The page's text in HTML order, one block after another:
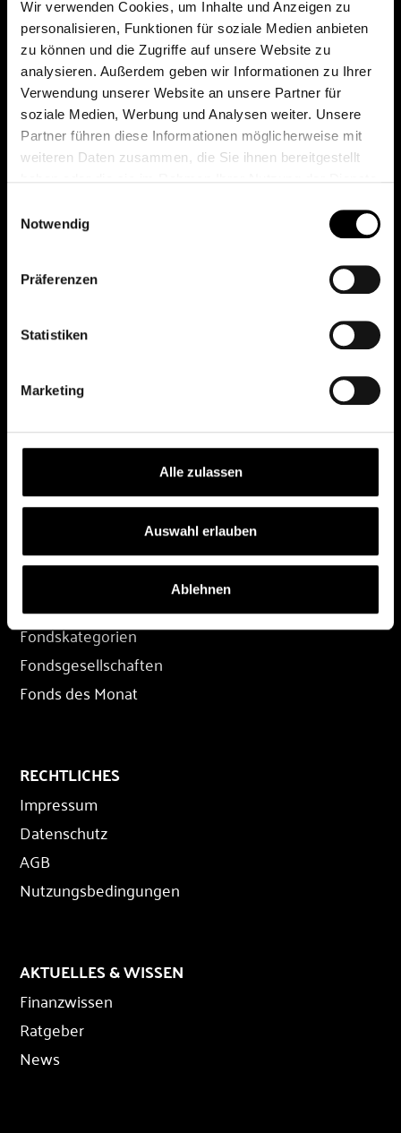
Wir verwenden Cookies, um Inhalte und Anzeigen zu
personalisieren, Funktionen für soziale Medien anbieten
zu können und die Zugriffe auf unsere Website zu
analysieren. Außerdem geben wir Informationen zu Ihrer
Verwendung unserer Website an unsere Partner für
soziale Medien, Werbung und Analysen weiter. Unsere
Partner führen diese Informationen möglicherweise mit
weiteren Daten zusammen, die Sie ihnen bereitgestellt
Notwendig
Präferenzen
Statistiken
Marketing
Alle zulassen
Auswahl erlauben
Ablehnen
Das erste Depot in Österreich mit 0€ Kontoführung,
0€ Ausgabeaufschlag und 0€ Depotgebühren bei
© 2026 FondsDepot AT
DEPOT
Depot übertragen
Depot-Login
FONDS
Fondssuche
Fondskategorien
Fondsgesellschaften
Fonds des Monat
RECHTLICHES
Impressum
Datenschutz
AGB
Nutzungsbedingungen
AKTUELLES & WISSEN
Finanzwissen
Ratgeber
News